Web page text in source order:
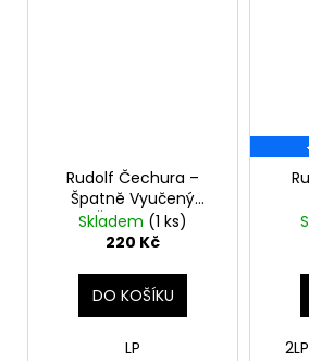
Rudolf Čechura –
Špatně Vyučený
Čaroděj LP
Skladem (1 ks)
220 Kč
DO KOŠÍKU
LP